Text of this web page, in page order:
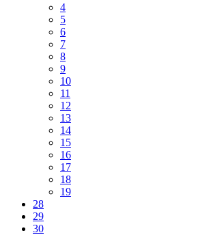
4
5
6
7
8
9
10
11
12
13
14
15
16
17
18
19
28
29
30